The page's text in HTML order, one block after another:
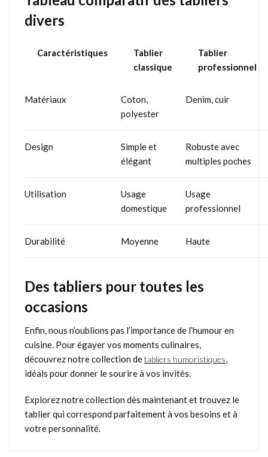
divers
Caractéristiques
Tablier
classique
Tablier
professionnel
Matériaux
Coton,
polyester
Denim, cuir
Design
Simple et
élégant
Robuste avec
multiples poches
Utilisation
Usage
domestique
Usage
professionnel
Durabilité Moyenne Haute
Des tabliers pour toutes les
occasions
Enfin, nous n’oublions pas l’importance de l’humour en
cuisine. Pour égayer vos moments culinaires,
découvrez notre collection detabliers humoristiques,
idéals pour donner le sourire à vos invités.
Explorez notre collection dès maintenant et trouvez le
tablier qui correspond parfaitement à vos besoins et à
votre personnalité.